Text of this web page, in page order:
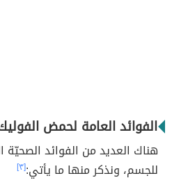
الفوائد العامة لحمض
هناك العديد من الفوائد
للجسم، ونذكر منها ما يأتي:[٣]